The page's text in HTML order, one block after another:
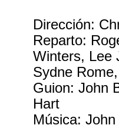
Dirección:
Reparto:
Winters, Lee
Sydne
Guion: John
Hart
Música: